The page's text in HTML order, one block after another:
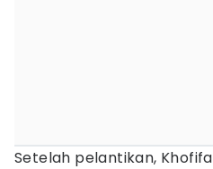
Setelah pelantikan,